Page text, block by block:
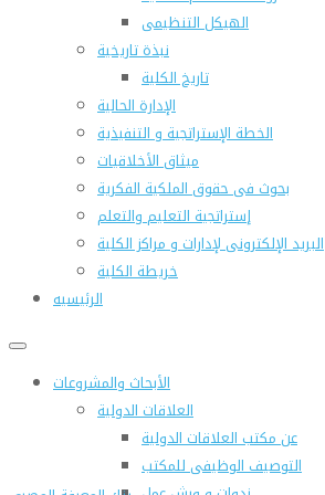
الهيكل التنظيمى
نبذة تاريخية
تاريخ الكلية
الإدارة الحالية
الخطة الإستراتجية و التنفيذية
ميثاق الأخلاقيات
بحوث فى حقوق الملكية الفكرية
إستراتجية التعليم والتعلم
البريد الإلكترونى لإدارات و مراكز الكلية
خريطة الكلية
الرئيسيه
الأبحاث والمشروعات
العلاقات الدولية
عن مكتب العلاقات الدولية
التوصيف الوظيفى للمكتب